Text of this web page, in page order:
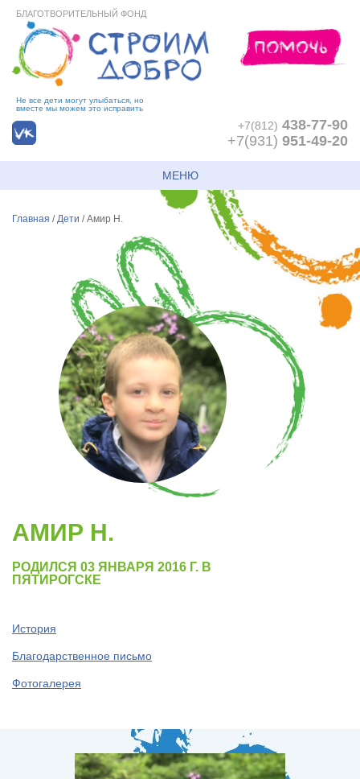
БЛАГОТВОРИТЕЛЬНЫЙ ФОНД
Не все дети могут улыбаться, но
вместе мы можем это исправить
+7(812) 438-77-90
+7(931) 951-49-20
МЕНЮ
Главная /Дети /Амир Н.
АМИР Н.
РОДИЛСЯ 03 ЯНВАРЯ 2016 Г. В
ПЯТИРОГСКЕ
История
Благодарственное письмо
Фотогалерея